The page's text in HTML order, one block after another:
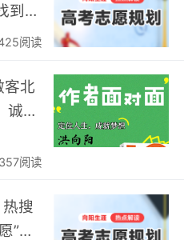
到终
阅读
客北
诚邀
阅读
搜
”